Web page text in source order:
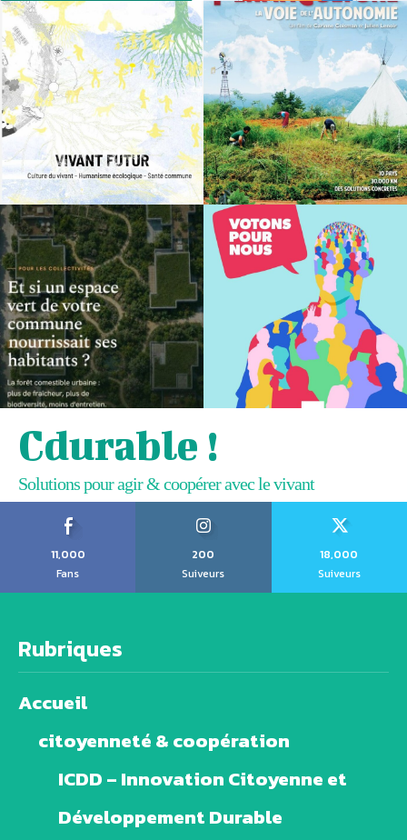
Cdurable !
Solutions pour agir & coopérer avec le vivant
11,000
Fans
200
Suiveurs
18,000
Suiveurs
Rubriques
Accueil
citoyenneté & coopération
ICDD – Innovation Citoyenne et
Développement Durable